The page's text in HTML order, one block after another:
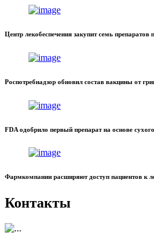
Центр лекобеспечения закупит семь
Роспотребнадзор обновил состав вакцины от
FDA одобрило первый препарат на основе
Фармкомпании расширяют доступ пациентов к
Контакты